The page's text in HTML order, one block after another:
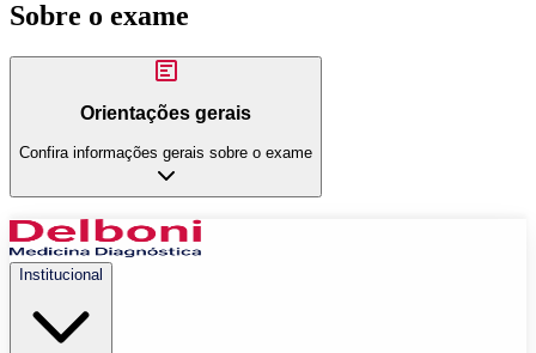
Sobre o exame
Orientações gerais
Confira informações gerais sobre o exame
Institucional